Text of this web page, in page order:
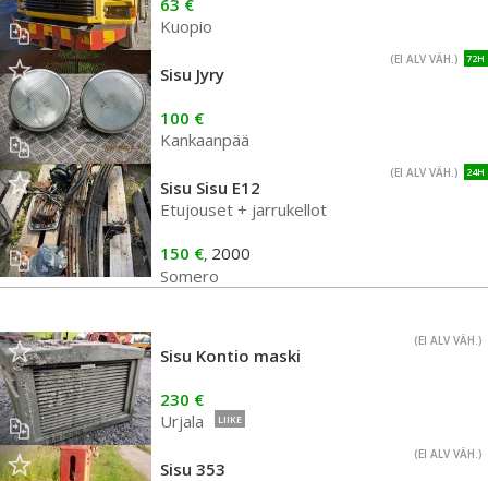
63 €
Kuopio
72H
(EI ALV VÄH.)
Sisu Jyry
100 €
Kankaanpää
24H
(EI ALV VÄH.)
Sisu Sisu E12
Etujouset + jarrukellot
150 €, 2000
Somero
(EI ALV VÄH.)
Sisu Kontio maski
230 €
Urjala
LIIKE
(EI ALV VÄH.)
Sisu 353